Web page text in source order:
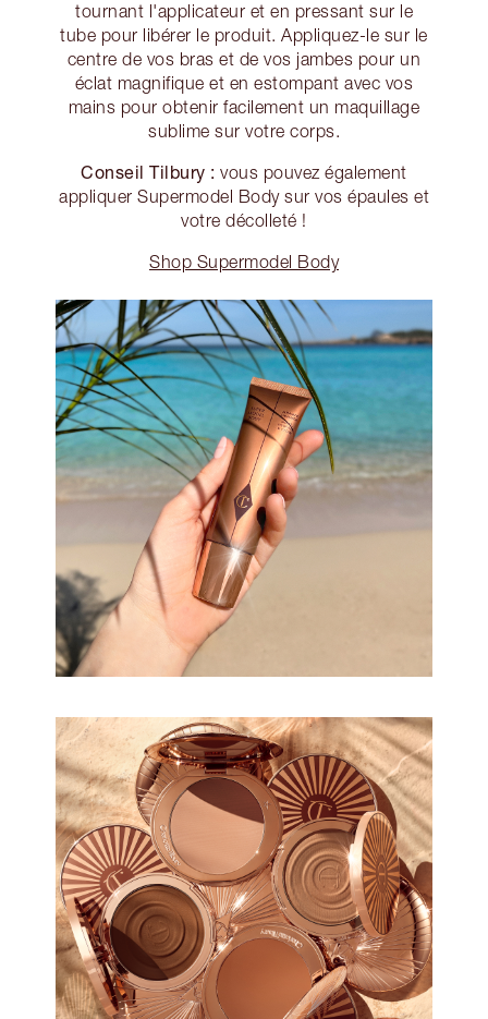
tournant l'applicateur et en pressant sur le
tube pour libérer le produit. Appliquez-le sur le
centre de vos bras et de vos jambes pour un
éclat magnifique et en estompant avec vos
mains pour obtenir facilement un maquillage
sublime sur votre corps.
Conseil Tilbury : vous pouvez également
appliquer Supermodel Body sur vos épaules et
votre décolleté !
Shop Supermodel Body